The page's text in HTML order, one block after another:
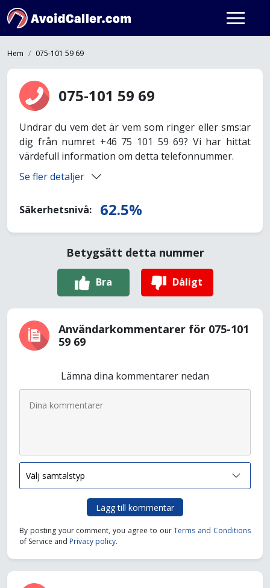
Hem 075-101 59 69
075-101 59 69
Undrar du vem det är vem som ringer eller sms:ar
dig från numret +46 75 101 59 69? Vi har hittat
värdefull information om detta telefonnummer.
Se fler detaljer
Säkerhetsnivå: 62.5%
Betygsätt detta nummer
Bra Dåligt
Användarkommentarer för 075-101
59 69
Lämna dina kommentarer nedan
Lägg till kommentar
By posting your comment, you agree to ourTerms and Conditions
of Service and Privacy policy.